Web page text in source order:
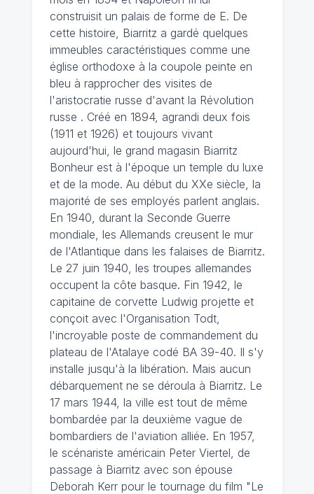
construisit un palais de forme de E. De
cette histoire, Biarritz a gardé quelques
immeubles caractéristiques comme une
église orthodoxe à la coupole peinte en
bleu à rapprocher des visites de
l'aristocratie russe d'avant la Révolution
russe . Créé en 1894, agrandi deux fois
(1911 et 1926) et toujours vivant
aujourd'hui, le grand magasin Biarritz
Bonheur est à l'époque un temple du luxe
et de la mode. Au début du XXe siècle, la
majorité de ses employés parlent anglais.
En 1940, durant la Seconde Guerre
mondiale, les Allemands creusent le mur
de l'Atlantique dans les falaises de Biarritz.
Le 27 juin 1940, les troupes allemandes
occupent la côte basque. Fin 1942, le
capitaine de corvette Ludwig projette et
conçoit avec l'Organisation Todt,
l'incroyable poste de commandement du
plateau de l'Atalaye codé BA 39-40. Il s'y
installe jusqu'à la libération. Mais aucun
débarquement ne se déroula à Biarritz. Le
17 mars 1944, la ville est tout de même
bombardée par la deuxième vague de
bombardiers de l'aviation alliée. En 1957,
le scénariste américain Peter Viertel, de
passage à Biarritz avec son épouse
Deborah Kerr pour le tournage du film "Le